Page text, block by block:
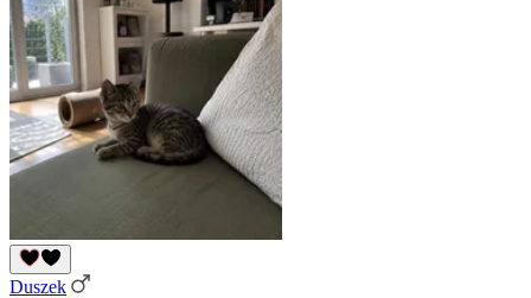
Duszek